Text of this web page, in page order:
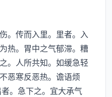
传而入里。里者。入
热。胃中之气郁滞。糟
。人所共知。如缓急轻
恶寒反恶热。谵语烦
。急下之。宜大承气